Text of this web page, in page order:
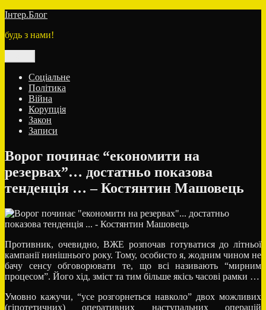
Перейти
вмісту
Інтер.Блог
будь з нами!
Соціальне
Політика
Війна
Корупція
Закон
Записи
Ворог починає “економити на
резервах”… достатньо показова
тенденція … – Костянтин Машовець
Противник, очевидно, ВЖЕ розпочав готуватися до літньої
кампанії нинішнього року. Тому, особисто я, жодним чином не
бачу сенсу обговорювати те, що всі називають “мирним
процесом”. Його хід, зміст та тим більше якісь часові рамки …
Умовно кажучи, “усе розгорнеться навколо” двох можливих
(гіпотетичних) оперативних наступальних операцій